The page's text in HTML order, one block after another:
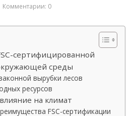
Комментарии: 0
сертифицированной
среды
вырубки лесов
ресурсов
на климат
FSC-сертификации